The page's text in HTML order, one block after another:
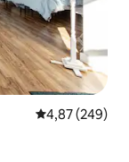
Keskmine
4,87 (249)